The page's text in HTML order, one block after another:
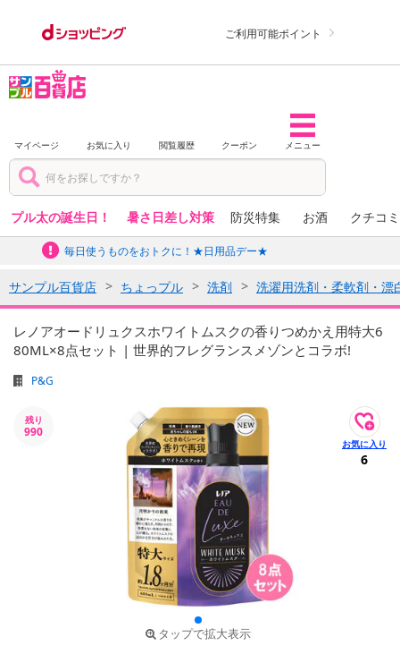
ご利用可能ポイント
マイページ お気に入り 閲覧履歴 クーポン メニュー
プル太の誕生日！ 暑さ日差し対策 防災特集 お酒 クチコ
毎日使うものをおトクに！★日用品デー★
サンプル百貨店 ちょっプル 洗剤 洗濯用洗剤・柔軟剤・漂
レノアオードリュクスホワイトムスクの香りつめかえ用特大6
80ML×8点セット | 世界的フレグランスメゾンとコラボ!
P&G
残り
990
タップで拡大表示
6